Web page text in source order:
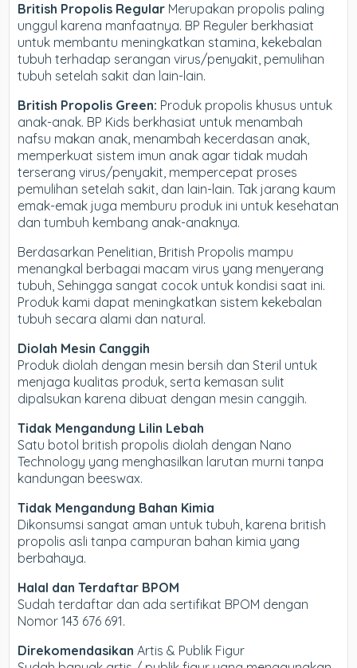
British Propolis Regular Merupakan propolis paling
unggul karena manfaatnya. BP Reguler berkhasiat
untuk membantu meningkatkan stamina, kekebalan
tubuh terhadap serangan virus/penyakit, pemulihan
tubuh setelah sakit dan lain-lain.
British Propolis Green: Produk propolis khusus untuk
anak-anak. BP Kids berkhasiat untuk menambah
nafsu makan anak, menambah kecerdasan anak,
memperkuat sistem imun anak agar tidak mudah
terserang virus/penyakit, mempercepat proses
pemulihan setelah sakit, dan lain-lain. Tak jarang kaum
emak-emak juga memburu produk ini untuk kesehatan
dan tumbuh kembang anak-anaknya.
Berdasarkan Penelitian, British Propolis mampu
menangkal berbagai macam virus yang menyerang
tubuh, Sehingga sangat cocok untuk kondisi saat ini.
Produk kami dapat meningkatkan sistem kekebalan
tubuh secara alami dan natural.
Diolah Mesin Canggih
Produk diolah dengan mesin bersih dan Steril untuk
menjaga kualitas produk, serta kemasan sulit
dipalsukan karena dibuat dengan mesin canggih.
Tidak Mengandung Lilin Lebah
Satu botol british propolis diolah dengan Nano
Technology yang menghasilkan larutan murni tanpa
kandungan beeswax.
Tidak Mengandung Bahan Kimia
Dikonsumsi sangat aman untuk tubuh, karena british
propolis asli tanpa campuran bahan kimia yang
berbahaya.
Halal dan Terdaftar BPOM
Sudah terdaftar dan ada sertifikat BPOM dengan
Nomor 143 676 691.
Direkomendasikan Artis & Publik Figur